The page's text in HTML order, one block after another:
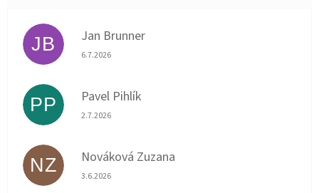
JB Jan Brunner
Hodnocení obchodu je 5 z 5 hvězdiček.
6.7.2026
PP Pavel Pihlík
Hodnocení obchodu je 5 z 5 hvězdiček.
2.7.2026
NZ Nováková Zuzana
Hodnocení obchodu je 5 z 5 hvězdiček.
3.6.2026